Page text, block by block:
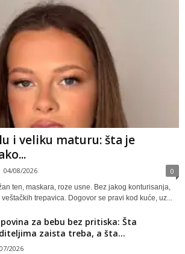
i veliku maturu: šta je
04/08/2026 0
ten, maskara, roze usne. Bez jakog konturisanja,
trepavica. Dogovor se pravi kod kuće, uz...
za bebu bez pritiska: Šta
zaista treba, a šta...
2026